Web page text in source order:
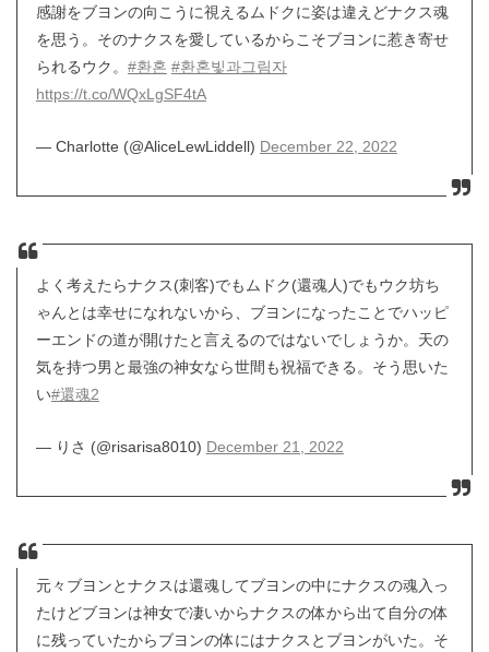
感謝をブヨンの向こうに視えるムドクに姿は違えどナクス魂
を思う。そのナクスを愛しているからこそブヨンに惹き寄せ
られるウク。 #환혼 #환혼빛과그림자
https://t.co/WQxLgSF4tA
— Charlotte (@AliceLewLiddell) December 22, 2022
よく考えたらナクス(刺客)でもムドク(還魂人)でもウク坊ち
ゃんとは幸せになれないから、ブヨンになったことでハッピ
ーエンドの道が開けたと言えるのではないでしょうか。天の
気を持つ男と最強の神女なら世間も祝福できる。そう思いた
い#還魂2
— りさ (@risarisa8010) December 21, 2022
元々ブヨンとナクスは還魂してブヨンの中にナクスの魂入っ
たけどブヨンは神女で凄いからナクスの体から出て自分の体
に残っていたからブヨンの体にはナクスとブヨンがいた。そ